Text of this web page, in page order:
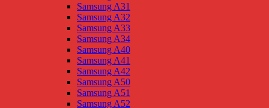
Samsung A31
Samsung A32
Samsung A33
Samsung A34
Samsung A40
Samsung A41
Samsung A42
Samsung A50
Samsung A51
Samsung A52